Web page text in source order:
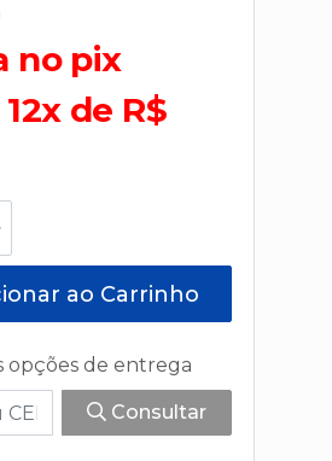
no pix
de R$
ao Carrinho
opções de entrega
Consultar